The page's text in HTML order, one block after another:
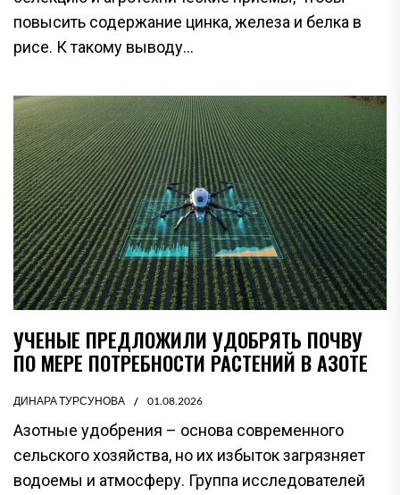
повысить содержание цинка, железа и белка в
рисе. К такому выводу...
УЧЕНЫЕ ПРЕДЛОЖИЛИ УДОБРЯТЬ ПОЧВУ
ПО МЕРЕ ПОТРЕБНОСТИ РАСТЕНИЙ В АЗОТЕ
ДИНАРА ТУРСУНОВА 01.08.2026
Азотные удобрения – основа современного
сельского хозяйства, но их избыток загрязняет
водоемы и атмосферу. Группа исследователей